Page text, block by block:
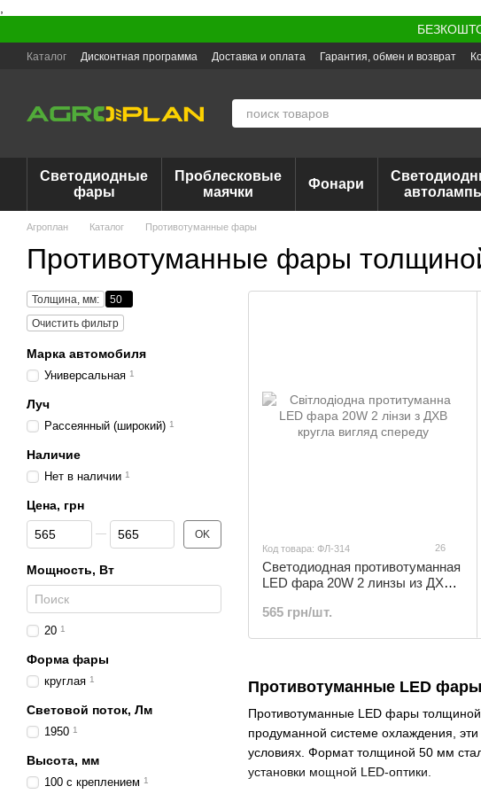
Каталог Дисконтная программа Доставка и оплата Гарантия, обмен и возврат
Светодиодные
фары
Проблесковые
маячки
Фонари
Агроплан Каталог Противотуманные фары
Противотуманные фары
Противотуманные LED
Противотуманные LED фары
продуманной системе охлаждения,
условиях. Формат толщиной 50 мм
установки мощной LED-оптики.
Код товара: ФЛ-314 26
Светодиодная противотуманная
LED фара 20W 2 линзы из ДХО
565 грн/шт.
Толщина, мм:
50
Очистить фильтр
Марка автомобиля
Универсальная 1
Луч
Рассеянный (широкий) 1
Наличие
Нет в наличии 1
Цена, грн
От Цена, грн
До Цена, грн OK
Мощность, Вт
20 1
Форма фары
круглая 1
Световой поток, Лм
1950 1
Высота, мм
100 с креплением 1